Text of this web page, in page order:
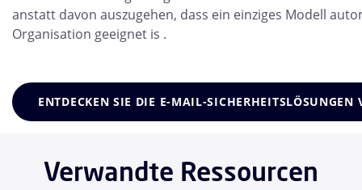
anstatt davon auszugehen, dass ein einziges Modell
Organisation geeignet is .
ENTDECKEN SIE DIE E-MAIL-SICHERHEITSLÖSUNGEN
Verwandte Ressourcen